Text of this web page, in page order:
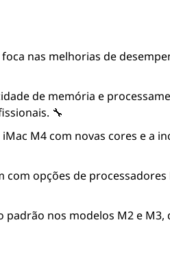
nas melhorias de
de memória e
🔧
M4 com novas cores e a
opções de processadores
padrão nos modelos M2 e M3,